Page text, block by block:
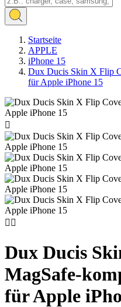
Startseite
APPLE
iPhone 15
Dux Ducis Skin X Flip
für Apple iPhone 15

 
Dux Ducis
MagSafe-
für Apple